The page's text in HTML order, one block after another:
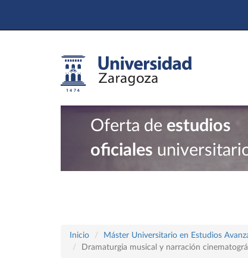
Oferta de estudios
oficiales
Inicio Máster Universitario en Estudios
Dramaturgia musical y narración